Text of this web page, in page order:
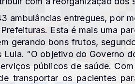
ambulâncias entregues, por
Esta é mais uma
gerando bons frutos,
Lula. “O objetivo do Governo
públicos de saúde.
transportar os pacientes